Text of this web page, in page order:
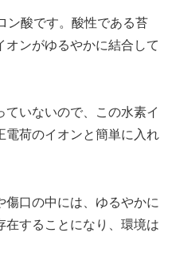
ン酸です。酸性である苔
ンがゆるやかに結合して
いないので、この水素イ
電荷のイオンと簡単に入れ
傷口の中には、ゆるやかに
在することになり、環境は